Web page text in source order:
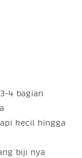
4 bagian
kecil hingga
biji nya